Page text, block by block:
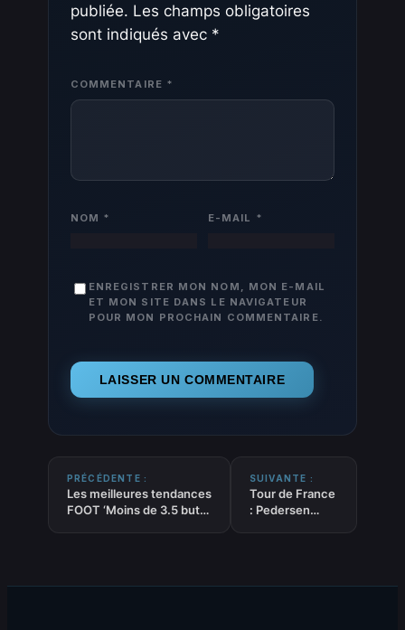
publiée. Les champs obligatoires
sont indiqués avec *
COMMENTAIRE *
NOM * E-MAIL *
ENREGISTRER MON NOM, MON E-MAIL
ET MON SITE DANS LE NAVIGATEUR
POUR MON PROCHAIN COMMENTAIRE.
PRÉCÉDENTE :
Les meilleures tendances
FOOT ‘Moins de 3.5 buts
SUIVANTE :
Tour de France
: Pedersen